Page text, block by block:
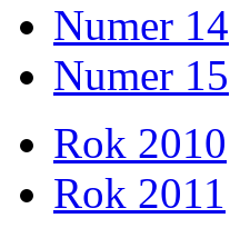
Numer 14
Numer 15
Rok 2010
Rok 2011